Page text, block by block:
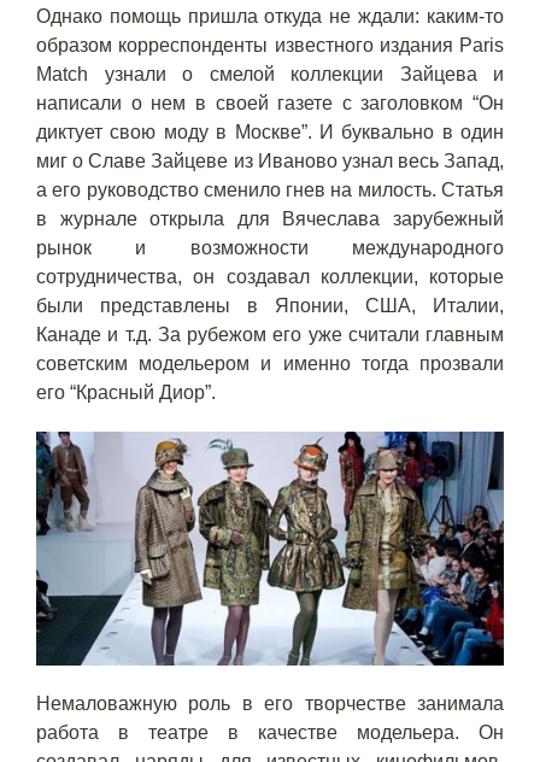
Однако помощь пришла откуда не ждали: каким-то
образом корреспонденты известного издания Paris
Match узнали о смелой коллекции Зайцева и
написали о нем в своей газете с заголовком “Он
диктует свою моду в Москве”. И буквально в один
миг о Славе Зайцеве из Иваново узнал весь Запад,
а его руководство сменило гнев на милость. Статья
в журнале открыла для Вячеслава зарубежный
рынок и возможности международного
сотрудничества, он создавал коллекции, которые
были представлены в Японии, США, Италии,
Канаде и т.д. За рубежом его уже считали главным
советским модельером и именно тогда прозвали
его “Красный Диор”.
Немаловажную роль в его творчестве занимала
работа в театре в качестве модельера. Он